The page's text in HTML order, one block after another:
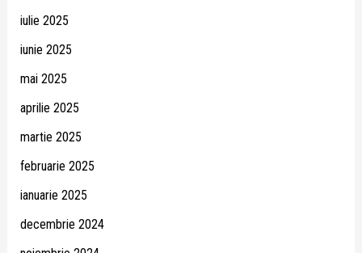
iulie 2025
iunie 2025
mai 2025
aprilie 2025
martie 2025
februarie 2025
ianuarie 2025
decembrie 2024